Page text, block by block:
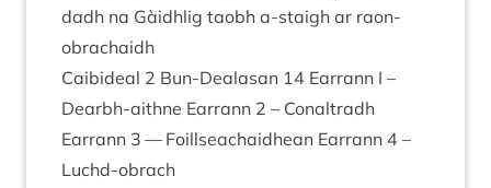
dadh na Gàidh­lig taobh a‑staigh ar raon-
obrachaidh
Cai­bideal 2 Bun-Dealas­an 14 Earrann I –
Dearbh-aithne Earrann 2 – Con­al­tradh
Earrann 3 — Foill­sea­chaid­hean Earrann 4 –
Luchd-obrach